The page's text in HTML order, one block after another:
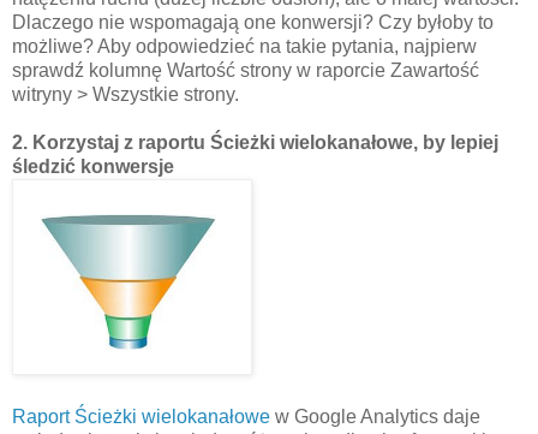
Dlaczego nie wspomagają one konwersji? Czy byłoby to
możliwe? Aby odpowiedzieć na takie pytania, najpierw
sprawdź kolumnę Wartość strony w raporcie Zawartość
witryny > Wszystkie strony.
2. Korzystaj z raportu Ścieżki wielokanałowe, by lepiej
śledzić konwersje
Raport Ścieżki wielokanałowe w Google Analytics daje